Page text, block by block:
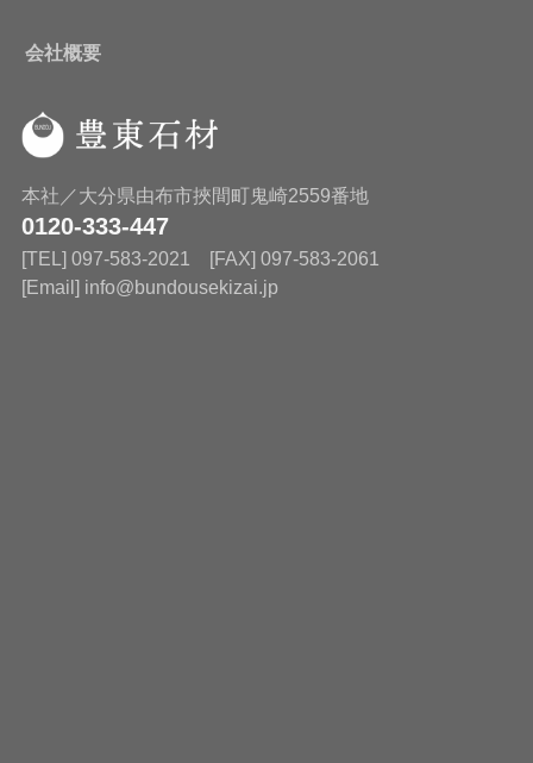
会社概要
本社／大分県由布市挾間町鬼崎2559番地
0120-333-447
[TEL] 097-583-2021 [FAX] 097-583-2061
[Email] info@bundousekizai.jp